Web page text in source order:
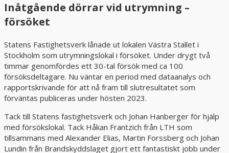
Inåtgående dörrar vid utrymning –
försöket
Statens Fastighetsverk lånade ut lokalen Västra Stallet i
Stockholm som utrymningslokal i försöket. Under drygt två
timmar genomfördes ett 30-tal försök med ca 100
försöksdeltagare. Nu väntar en period med dataanalys och
rapportskrivande för att nå fram till slutresultatet som
förväntas publiceras under hösten 2023.
Tack till Statens fastighetsverk och Johan Hanberger för hjälp
med försökslokal. Tack Håkan Frantzich från LTH som
tillsammans med Alexander Elias, Martin Forssberg och Johan
Lundin från Brandskyddslaget gjort ett fantastiskt jobb under